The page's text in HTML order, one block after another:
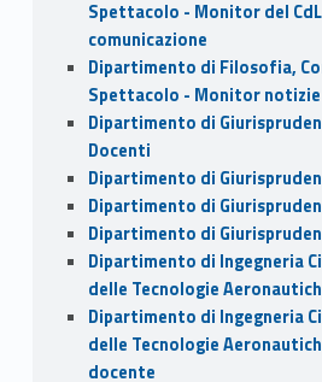
Spettacolo - Monitor del
comunicazione
Dipartimento di Filosofia,
Spettacolo - Monitor notizie
Dipartimento di
Docenti
Dipartimento di
Dipartimento di
Dipartimento di
Dipartimento di Ingegneria
delle Tecnologie
Dipartimento di Ingegneria
delle Tecnologie
docente